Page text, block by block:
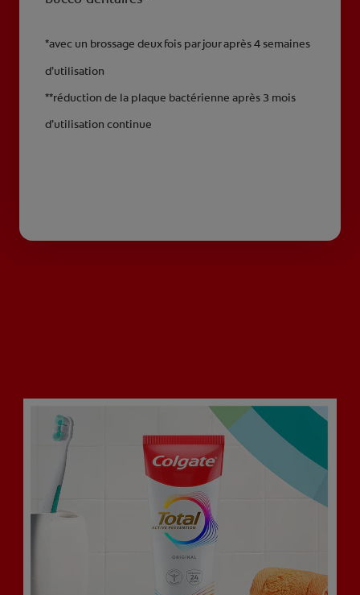
*avec un brossage deux fois par jour après 4 semaines
d’utilisation
**réduction de la plaque bactérienne après 3 mois
d’utilisation continue